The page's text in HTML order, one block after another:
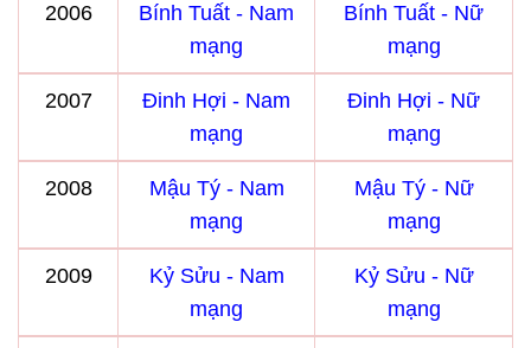
2006
Bính Tuất - Nam
mạng
Bính Tuất - Nữ
mạng
2007
Đinh Hợi - Nam
mạng
Đinh Hợi - Nữ
mạng
2008
Mậu Tý - Nam
mạng
Mậu Tý - Nữ
mạng
2009
Kỷ Sửu - Nam
mạng
Kỷ Sửu - Nữ
mạng